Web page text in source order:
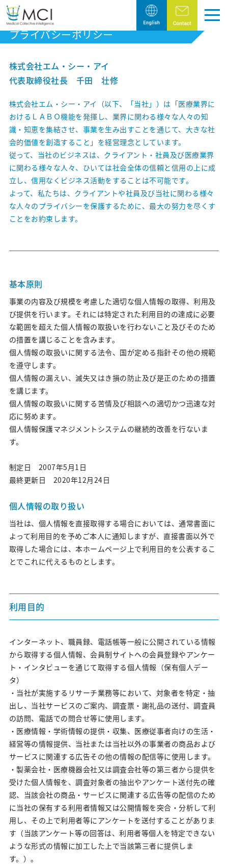
プライバシーポリシー
株式会社エム・シー・アイ
代表取締役社長 千田 壮修
株式会社エム・シー・アイ（以下、「当社」）は「医療業界に
おけるＬＡＢＯ機能を発揮し、業界に関わる様々な人々の知
識・知恵を集結させ、事業を生み出すことを通じて、大きな社
会的価値を創造すること」を経営理念としています。
従って、当社のビジネスは、クライアント・社員及び医療業界
に関わる様々な人々、ひいては社会全体の信頼と信用の上に成
立し、信用なくビジネス活動をすることは不可能です。
よって、私たちは、クライアントや社員及び当社に関わる様々
な人々のプライバシーを保護するために、最大の努力を尽くす
ことをお約束します。
基本原則
事業の内容及び規模を考慮した適切な個人情報の取得、利用及
び提供を行います。それには特定された利用目的の達成に必要
な範囲を超えた個人情報の取扱いを行わないこと及びそのため
の措置を講じることを含みます。
個人情報の取扱いに関する法令、国が定める指針その他の規範
を遵守します。
個人情報の漏えい、滅失又はき損の防止及び是正のための措置
を講じます。
個人情報の取扱いに関する苦情及び相談への適切かつ迅速な対
応に努めます。
個人情報保護マネジメントシステムの継続的改善を行ないま
す。
制定日 2007年5月1日
最終更新日 2020年12月24日
個人情報の取り扱い
当社は、個人情報を直接取得する場合においては、通常書面に
よって利用目的を予めご本人に通知しますが、直接書面以外で
取得した場合には、本ホームページ上で利用目的を公表するこ
とでこれに代えるものとします。
利用目的
インターネット、職員録、電話帳等一般に公開されている情報
から取得する個人情報、会員制サイトへの会員登録やアンケー
ト・インタビューを通じて取得する個人情報（保有個人デー
タ）
・当社が実施するリサーチ業務等において、対象者を特定・抽
出し、当社サービスのご案内、調査票・謝礼品の送付、調査員
の訪問、電話での問合せ等に使用します。
・医療情報・学術情報の提供・収集、医療従事者向けの生活・
経営等の情報提供、当社または当社以外の事業者の商品および
サービスに関連する広告その他の情報の配信等に使用します。
・製薬会社・医療機器会社又は調査会社等の第三者から提供を
受けた個人情報を、調査対象者の抽出やアンケート送付先の確
認、当該会社の商品・サービスに関連する広告等の配信のため
に当社の保有する利用者情報又は公開情報を突合・分析して利
用し、その上で利用者等にアンケートを送付することがありま
す（当該アンケート等の回答は、利用者等個人を特定できない
ような形式の情報に加工した上で当該第三者に提供しま
す。）。
トップページ
Pick Up
医療従事者様へ
Company
エム・シー・アイの目指すこと
代表メッセージ
会社概要
オフィス・設備
Services
私たちのサービスの特徴について
Marketing Research
マーケティングリサーチ｜サービス紹介
マーケティングリサーチ｜実績紹介
Digital Marketing
医師版デジタルマーケティング白書
オウンドメディア構築・運営支援
Veeva CRM用コンテンツ制作・運用支援
MRmail®
新卒採用情報
News&Topics
ニュース&トピックス